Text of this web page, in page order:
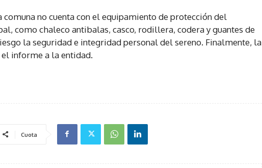
comuna no cuenta con el equipamiento de protección del
como chaleco antibalas, casco, rodillera, codera y guantes de
la seguridad e integridad personal del sereno. Finalmente, la
informe a la entidad.
Cuota